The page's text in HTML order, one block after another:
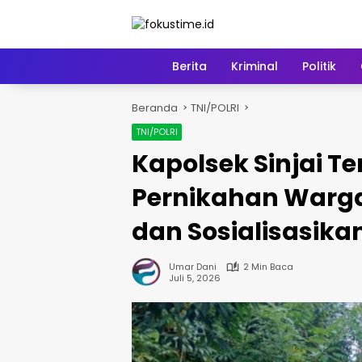
HomeBerita Kriminal Politik
Beranda TNI/POLRI
TNI/POLRI
Kapolsek Sinjai
Pernikahan
dan
Umar Dani
2 Min Baca
Juli 5, 2026